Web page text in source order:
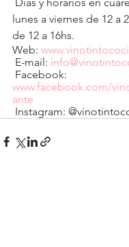
lunes a viernes de 12 a
de 12 a 16hs.
Web:
E-mail:
Facebook:
www.facebook.com/
ante
Instagram: